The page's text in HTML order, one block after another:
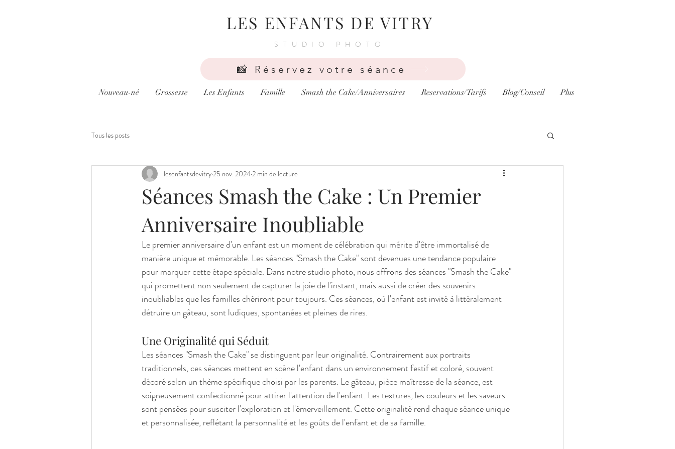
LES ENFANTS DE VITRY
STUDIO PHOTO
📸 Réservez votre séance
Nouveau-né Grossesse Les Enfants Famille Smash the Cake/Anniversaires Reservations/Tarifs Blog/Conseil Plus
Tous les posts
Séances Smash the Cake : Un Premier
Anniversaire Inoubliable
lesenfantsdevitry 25 nov. 2024 2 min de lecture
Le premier anniversaire d'un enfant est un moment de célébration qui mérite d'être immortalisé de
manière unique et mémorable. Les séances "Smash the Cake" sont devenues une tendance populaire
pour marquer cette étape spéciale. Dans notre studio photo, nous offrons des séances "Smash the Cake"
qui promettent non seulement de capturer la joie de l'instant, mais aussi de créer des souvenirs
inoubliables que les familles chériront pour toujours. Ces séances, où l'enfant est invité à littéralement
détruire un gâteau, sont ludiques, spontanées et pleines de rires.
Une Originalité qui Séduit
Les séances "Smash the Cake" se distinguent par leur originalité. Contrairement aux portraits
traditionnels, ces séances mettent en scène l'enfant dans un environnement festif et coloré, souvent
décoré selon un thème spécifique choisi par les parents. Le gâteau, pièce maîtresse de la séance, est
soigneusement confectionné pour attirer l'attention de l'enfant. Les textures, les couleurs et les saveurs
sont pensées pour susciter l'exploration et l'émerveillement. Cette originalité rend chaque séance unique
et personnalisée, reflétant la personnalité et les goûts de l'enfant et de sa famille.